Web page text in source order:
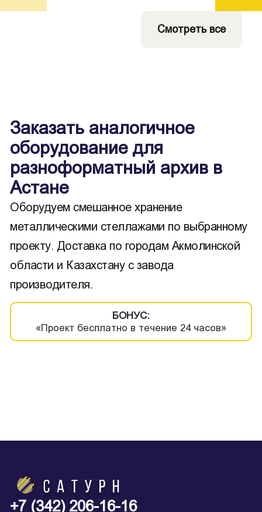
Смотреть все
Заказать аналогичное
оборудование для
разноформатный архив в
Астане
Оборудуем смешанное хранение
металлическими стеллажами по выбранному
проекту. Доставка по городам Акмолинской
области и Казахстану с завода
производителя.
БОНУС:
«Проект бесплатно в течение 24 часов»
+7 (342) 206-16-16